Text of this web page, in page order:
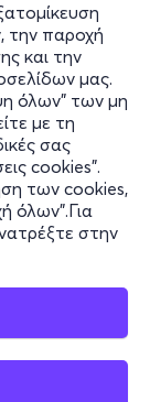
την παροχή
και την
μας.
όλων" των μη
με τη
σας
cookies".
των cookies,
όλων".Για
στην